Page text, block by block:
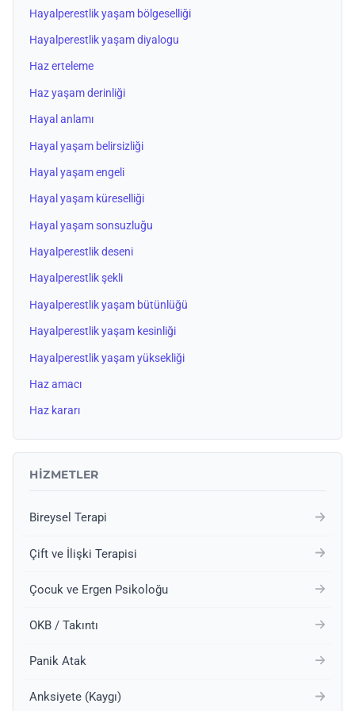
Hayalperestlik yaşam bölgeselliği
Hayalperestlik yaşam diyalogu
Haz erteleme
Haz yaşam derinliği
Hayal anlamı
Hayal yaşam belirsizliği
Hayal yaşam engeli
Hayal yaşam küreselliği
Hayal yaşam sonsuzluğu
Hayalperestlik deseni
Hayalperestlik şekli
Hayalperestlik yaşam bütünlüğü
Hayalperestlik yaşam kesinliği
Hayalperestlik yaşam yüksekliği
Haz amacı
Haz kararı
HIZMETLER
Bireysel Terapi
Çift ve İlişki Terapisi
Çocuk ve Ergen Psikoloğu
OKB / Takıntı
Panik Atak
Anksiyete (Kaygı)